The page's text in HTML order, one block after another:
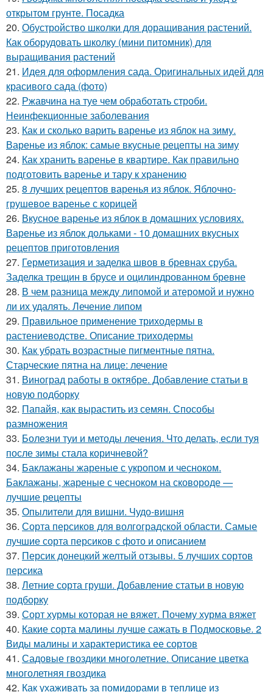
открытом грунте. Посадка
20. Обустройство школки для доращивания растений.
Как оборудовать школку (мини питомник) для
выращивания растений
21. Идея для оформления сада. Оригинальных идей для
красивого сада (фото)
22. Ржавчина на туе чем обработать строби.
Неинфекционные заболевания
23. Как и сколько варить варенье из яблок на зиму.
Варенье из яблок: самые вкусные рецепты на зиму
24. Как хранить варенье в квартире. Как правильно
подготовить варенье и тару к хранению
25. 8 лучших рецептов варенья из яблок. Яблочно-
грушевое варенье с корицей
26. Вкусное варенье из яблок в домашних условиях.
Варенье из яблок дольками - 10 домашних вкусных
рецептов приготовления
27. Герметизация и заделка швов в бревнах сруба.
Заделка трещин в брусе и оцилиндрованном бревне
28. В чем разница между липомой и атеромой и нужно
ли их удалять. Лечение липом
29. Правильное применение триходермы в
растениеводстве. Описание триходермы
30. Как убрать возрастные пигментные пятна.
Старческие пятна на лице: лечение
31. Виноград работы в октябре. Добавление статьи в
новую подборку
32. Папайя, как вырастить из семян. Способы
размножения
33. Болезни туи и методы лечения. Что делать, если туя
после зимы стала коричневой?
34. Баклажаны жареные с укропом и чесноком.
Баклажаны, жареные с чесноком на сковороде —
лучшие рецепты
35. Опылители для вишни. Чудо-вишня
36. Сорта персиков для волгоградской области. Самые
лучшие сорта персиков с фото и описанием
37. Персик донецкий желтый отзывы. 5 лучших сортов
персика
38. Летние сорта груши. Добавление статьи в новую
подборку
39. Сорт хурмы которая не вяжет. Почему хурма вяжет
40. Какие сорта малины лучше сажать в Подмосковье. 2
Виды малины и характеристика ее сортов
41. Садовые гвоздики многолетние. Описание цветка
многолетняя гвоздика
42. Как ухаживать за помидорами в теплице из